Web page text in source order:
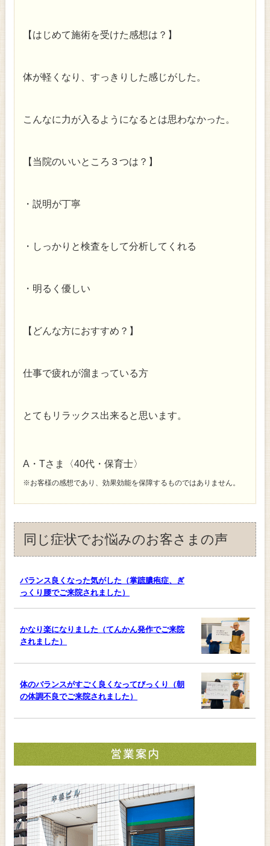
【はじめて施術を受けた感想は？】
体が軽くなり、すっきりした感じがした。
こんなに力が入るようになるとは思わなかった。
【当院のいいところ３つは？】
・説明が丁寧
・しっかりと検査をして分析してくれる
・明るく優しい
【どんな方におすすめ？】
仕事で疲れが溜まっている方
とてもリラックス出来ると思います。
A・Tさま〈40代・保育士〉
※お客様の感想であり、効果効能を保障するものではありません。
同じ症状でお悩みのお客さまの声
バランス良くなった気がした（掌蹠膿疱症、ぎ
っくり腰でご来院されました）
かなり楽になりました（てんかん発作でご来院
されました）
体のバランスがすごく良くなってびっくり（朝
の体調不良でご来院されました）